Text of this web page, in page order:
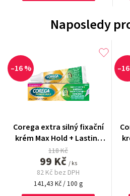
Naposledy
–16 %
Corega extra silný fixační
krém Max Hold + Lasting
Fresh 70 g
118 Kč
99 Kč / ks
82 Kč bez DPH
Měrná
cena:
141,43 Kč / 100 g